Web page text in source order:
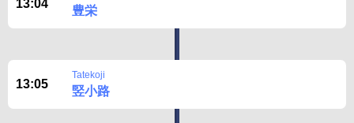
13:04
豊栄
13:05
Tatekoji
竪小路